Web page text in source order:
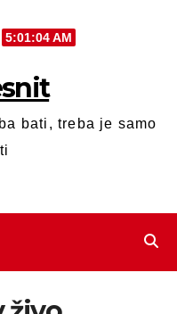
5:01:05 AM
bati, treba je samo